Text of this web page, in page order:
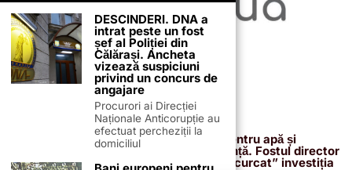
13 februarie 2026
Proiectul de 400 de milioane de euro pentru apă și
canalizare, confirmat definitiv de instanță. Fostul director
reacționează după acuzațiile că ar fi „încurcat” investiția
DESCINDERI. DNA a
intrat peste un fost
șef al Poliției din
Călărași. Ancheta
vizează suspiciuni
privind un concurs de
angajare
Procurori ai Direcției
Naționale Anticorupție au
efectuat percheziții la
domiciliul